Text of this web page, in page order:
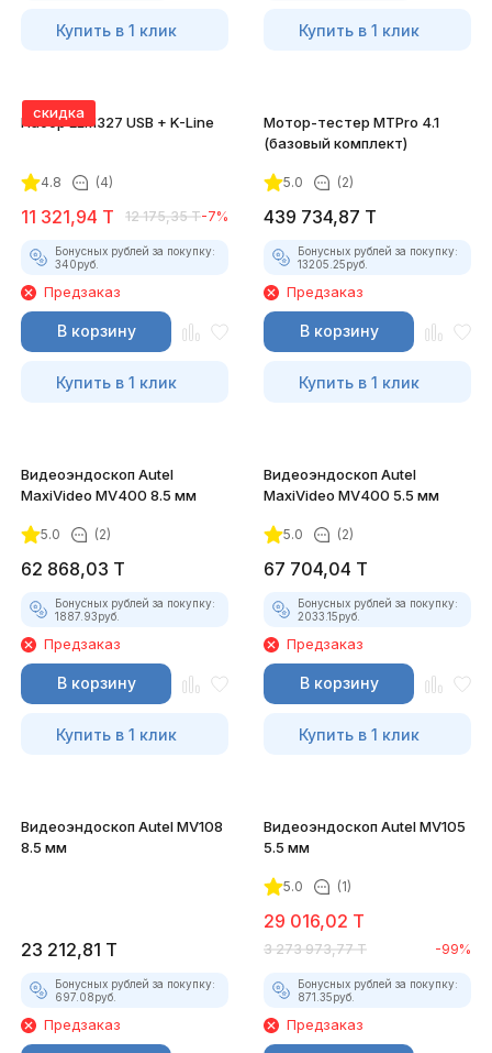
Купить в 1 клик Купить в 1 клик
скидка
Набор ELM327 USB + K-Line
4.8 (4)
11 321,94 T 12 175,35 T-7%
Бонусных рублей за покупку:
340руб.
Предзаказ
В корзину
Купить в 1 клик
Мотор-тестер MTPro 4.1
(базовый комплект)
5.0 (2)
439 734,87 T
Бонусных рублей за покупку:
13205.25руб.
Предзаказ
В корзину
Купить в 1 клик
Видеоэндоскоп Autel
MaxiVideo MV400 8.5 мм
5.0 (2)
62 868,03 T
Бонусных рублей за покупку:
1887.93руб.
Предзаказ
В корзину
Купить в 1 клик
Видеоэндоскоп Autel
MaxiVideo MV400 5.5 мм
5.0 (2)
67 704,04 T
Бонусных рублей за покупку:
2033.15руб.
Предзаказ
В корзину
Купить в 1 клик
Видеоэндоскоп Autel MV108
8.5 мм
23 212,81 T
Бонусных рублей за покупку:
697.08руб.
Предзаказ
Видеоэндоскоп Autel MV105
5.5 мм
5.0 (1)
29 016,02 T
3 273 973,77 T -99%
Бонусных рублей за покупку:
871.35руб.
Предзаказ